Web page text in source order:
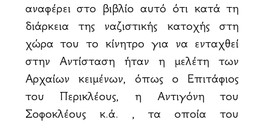
αναφέρει στο βιβλίο αυτό ότι κατά τη
διάρκεια της ναζιστικής κατοχής στη
χώρα του το κίνητρο για να ενταχθεί
στην Αντίσταση ήταν η μελέτη των
Αρχαίων κειμένων, όπως ο Επιτάφιος
του Περικλέους, η Αντιγόνη του
Σοφοκλέους κ.ά. , τα οποία του